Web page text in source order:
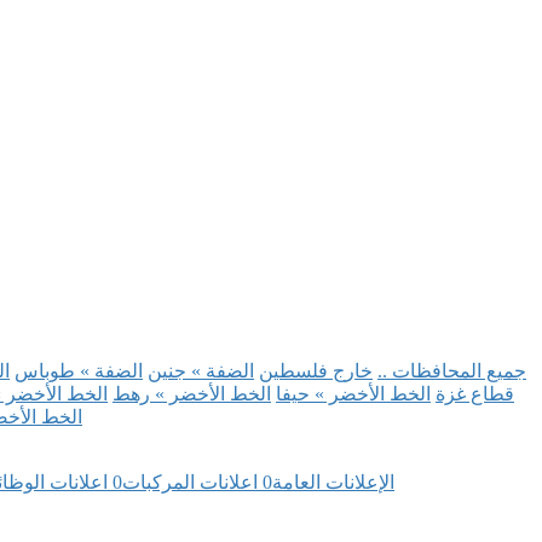
.. جميع المحافظات .. خارج فلسطين الضفة » جنين الضفة » طوباس
قطاع غزة الخط الأخضر » حيفا الخط الأخضر » رهط الخط الأخضر
الخط
الإعلانات العامة0 اعلانات المركبات0 اعلانات